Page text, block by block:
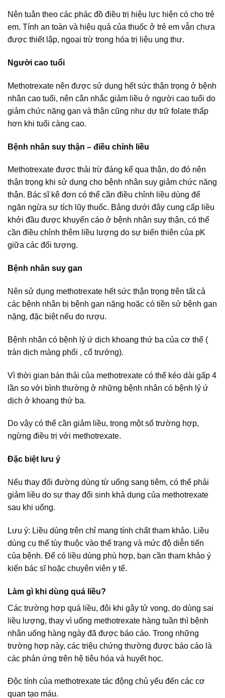
Nên tuân theo các phác đồ điều trị hiệu lực hiện có cho trẻ
em. Tính an toàn và hiệu quả của thuốc ở trẻ em vẫn chưa
được thiết lập, ngoại trừ trong hóa trị liệu ung thư.
Người cao tuổi
Methotrexate nên được sử dụng hết sức thận trọng ở bệnh
nhân cao tuổi, nên cân nhắc giảm liều ở người cao tuổi do
giảm chức năng gan và thận cũng như dự trữ folate thấp
hơn khi tuổi càng cao.
Bệnh nhân suy thận – điều chỉnh liều
Methotrexate được thải trừ đáng kể qua thận, do đó nên
thận trọng khi sử dụng cho bệnh nhân suy giảm chức năng
thận. Bác sĩ kê đơn có thể cần điều chỉnh liều dùng để
ngăn ngừa sự tích lũy thuốc. Bảng dưới đây cung cấp liều
khởi đầu được khuyến cáo ở bệnh nhân suy thận, có thể
cần điều chỉnh thêm liều lượng do sự biến thiên của pK
giữa các đối tượng.
Bệnh nhân suy gan
Nên sử dụng methotrexate hết sức thận trọng trên tất cả
các bệnh nhân bị bệnh gan nặng hoặc có tiền sử bệnh gan
nặng, đặc biệt nếu do rượu.
Bệnh nhân có bệnh lý ứ dịch khoang thứ ba của cơ thể (
tràn dịch màng phổi , cổ trướng).
Vì thời gian bán thải của methotrexate có thể kéo dài gấp 4
lần so với bình thường ở những bệnh nhân có bệnh lý ứ
dịch ở khoang thứ ba.
Do vậy có thể cần giảm liều, trong một số trường hợp,
ngừng điều trị với methotrexate.
Đặc biệt lưu ý
Nếu thay đổi đường dùng từ uống sang tiêm, có thể phải
giảm liều do sự thay đổi sinh khả dụng của methotrexate
sau khi uống.
Lưu ý: Liều dùng trên chỉ mang tính chất tham khảo. Liều
dùng cụ thể tùy thuộc vào thể trạng và mức độ diễn tiến
của bệnh. Để có liều dùng phù hợp, bạn cần tham khảo ý
kiến bác sĩ hoặc chuyên viên y tế.
Làm gì khi dùng quá liều?
Các trường hợp quá liều, đôi khi gây tử vong, do dùng sai
liều lượng, thay vì uống methotrexate hàng tuần thì bệnh
nhân uống hàng ngày đã được báo cáo. Trong những
trường hợp này, các triệu chứng thường được báo cáo là
các phản ứng trên hệ tiêu hóa và huyết học.
Độc tính của methotrexate tác động chủ yếu đến các cơ
quan tạo máu.